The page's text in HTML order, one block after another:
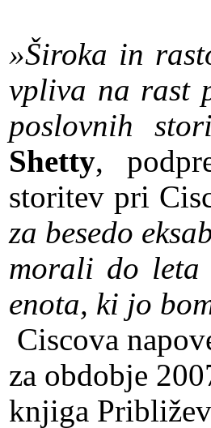
»Široka in
vpliva na rast
poslovnih
Shetty,
storitev pri
za besedo
morali do leta
enota, ki jo
Ciscova
za obdobje
knjiga